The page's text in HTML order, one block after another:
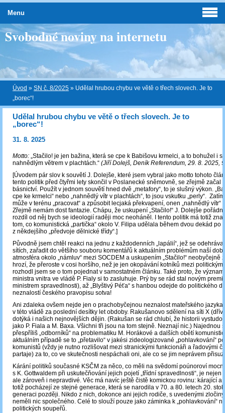
Svobodné noviny na internetu
Úvod » SN č. 8/2025 » Udělal hrubou chybu ve větě o třech slovech. Je to
„borec“!
Udělal hrubou chybu ve větě o třech slovech. Je to
„borec“!
31. 8. 2025
Motto: „Stačilo! je jen bažina, která se cpe k Babišovu krmelci, a to bohužel i s
nahnědlým větrem v plachtách.“ (Jiří Dolejš, Deník Referendum, 29. 8. 2025,
[Úvodem pár slov k souvětí J. Dolejše, které jsem vybral jako motto tohoto
tento politik před čtyřmi lety skončil v Poslanecké sněmovně, se zřejmě začal
básnictví. Použít v jednom souvětí hned dvě „metafory“, to je slušný výkon.
cpe ke krmelci“ nebo „nahnědlý vítr v plachtách“, to jsou vskutku „perly“.
může v terénu „pracovat“ a způsobit lecjaká překvapení, onen „nahnědlý vítr“
Zřejmě nemám dost fantazie. Chápu, že uskupení „Stačilo!“ J. Dolejše
rozdíl od něj bych se ideologií raději moc neoháněl. I tento politik má totiž
tom, co komunistická „partička“ okolo V. Filipa udělala během dvou dekád po
z někdejšího „předvoje dělnické třídy“.]
Původně jsem chtěl reakci na jednu z každodenních „lapálií“, jež se
sítích, zařadit do většího souboru komentářů k aktuálním problémům naší
atmosféra okolo „námluv“ mezi SOCDEM a uskupením „Stačilo!“ neobyčejně
hrozí, že přeroste v cosi horšího, než je jen okopávání kotníků mezi
rozhodl jsem se o tom pojednat v samostatném článku. Také proto, že
ministra vnitra ve vládě P. Fialy si to zasluhuje. Prý by se rád stal novým
ministrem spravedlnosti), až „Blyštivý Péťa“ s hanbou odejde do politického
neznalostí českého pravopisu sotva!
Ani zdaleka ovšem nejde jen o prachobyčejnou neznalost mateřského
v této vládě za poslední desítky let obdoby. Rakušanovo sdělení na síti X
dotýká i našich nejnovějších dějin. (Rakušan se rád chlubí, že historii
jako P. Fiala a M. Baxa. Všichni tři jsou na tom stejně. Neznají nic.) Najednou
přespříliš „odborníků“ na problematiku M. Horákové a dalších obětí
aktuálním případě se to „přetavilo“ v jakési zideologizované „pohlavkování“
komunistů (vždy je nutno rozlišovat mezi stranickými funkcionáři a řadovými
partaje) za to, co ve skutečnosti nespáchali oni, ale co se jim neprávem
Kárání politiků současné KSČM za něco, co měli na svědomí poúnoroví
s K. Gottwaldem při uskutečňování jejich pojetí „třídní spravedlnosti“, je nejen
ale zároveň i nepravdivé. Věc má navíc ještě čistě komickou rovinu: kárající a
totiž pocházejí ze stejné generace, která se narodila v 70. a 80. letech 20.
generaci později. Nikdo z nich, dokonce ani jejich rodiče, s uvedenými
neměli nic společného. Celé to slouží pouze jako záminka k „pohlavkování“
politických soupeřů.
Menu